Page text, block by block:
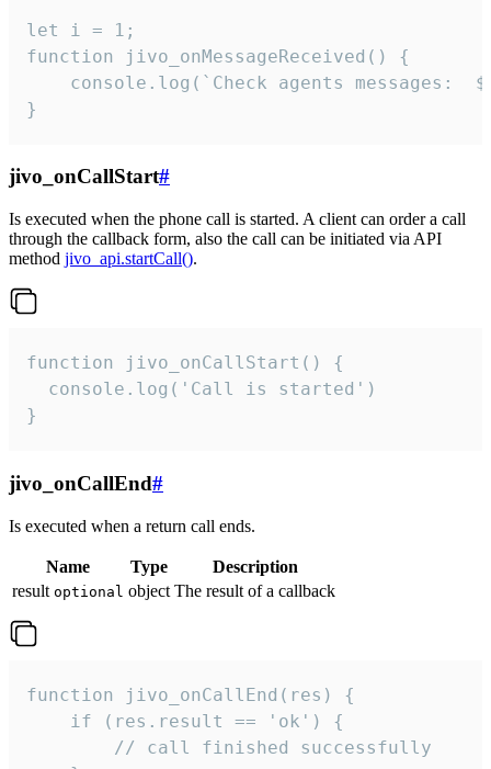
let i = 1;
function jivo_onMessageReceived() {
}
jivo_onCallStart#
Is executed when the phone call is started. A client can order a call
through the callback form, also the call can be initiated via API
method jivo_api.startCall().
function jivo_onCallStart() {
  console.log('Call is started')
}
jivo_onCallEnd#
Is executed when a return call ends.
Name Type
Description
result optional object The result of a callback
function jivo_onCallEnd(res) {
    if (res.result == 'ok') {
        // call finished successfully